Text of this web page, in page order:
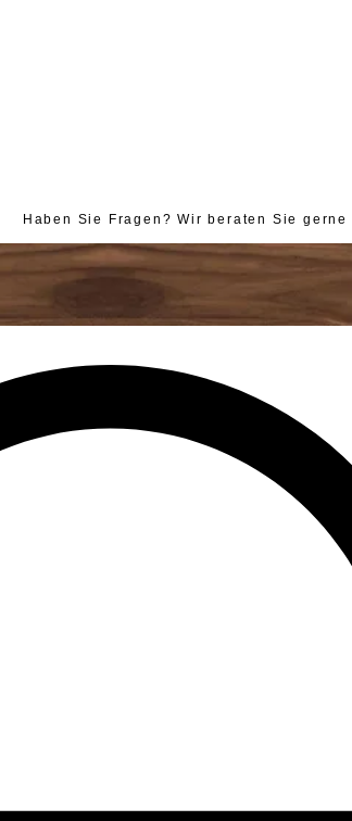
Sie Fragen? Wir beraten Sie